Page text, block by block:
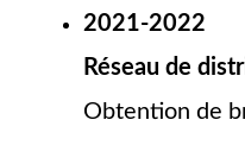
2021-2022
Réseau de
Obtention de